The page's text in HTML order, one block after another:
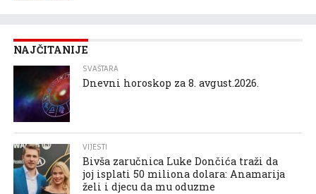
NAJČITANIJE
SVAŠTARA
Dnevni horoskop za 8. avgust.2026.
VIJESTI
Bivša zaručnica Luke Dončića traži da
joj isplati 50 miliona dolara: Anamarija
želi i djecu da mu oduzme